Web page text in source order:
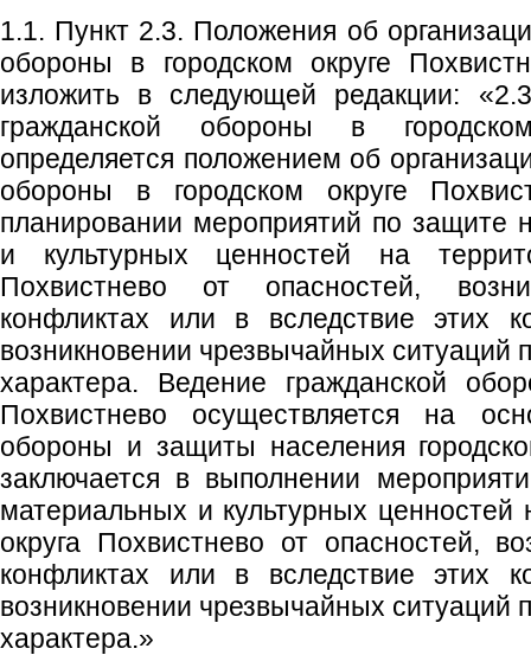
1.1. Пункт 2.3. Положения об
обороны в городском округе
изложить в следующей редакции:
гражданской обороны в
определяется положением об
обороны в городском округе
планировании мероприятий по защите
и культурных ценностей на
Похвистнево от опасностей,
конфликтах или в вследствие этих
возникновении чрезвычайных ситуаций
характера. Ведение гражданской
Похвистнево осуществляется на
обороны и защиты населения
заключается в выполнении
материальных и культурных ценностей
округа Похвистнево от опасностей,
конфликтах или в вследствие этих
возникновении чрезвычайных ситуаций
характера.»